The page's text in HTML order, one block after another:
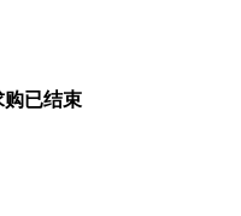
购已结束